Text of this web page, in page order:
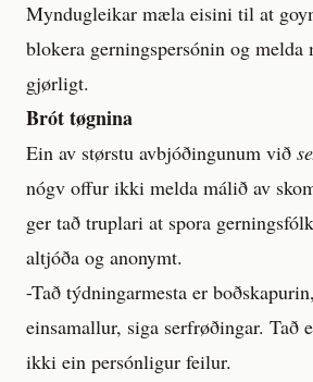
Myndugleikar mæla eisini til at
blokera gerningspersónin og melda
gjørligt.
Brót tøgnina
Ein av størstu avbjóðingunum við
nógv offur ikki melda málið av
ger tað truplari at spora
altjóða og anonymt.
-Tað týdningarmesta er
einsamallur, siga serfrøðingar. Tað
ikki ein persónligur feilur.